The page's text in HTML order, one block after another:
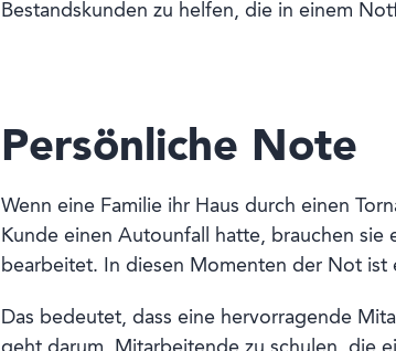
Bestandskunden zu helfen, die in einem
Persönliche Note
Wenn eine Familie ihr Haus durch einen
Kunde einen Autounfall hatte, brauchen
bearbeitet. In diesen Momenten der Not ist
Das bedeutet, dass eine hervorragende